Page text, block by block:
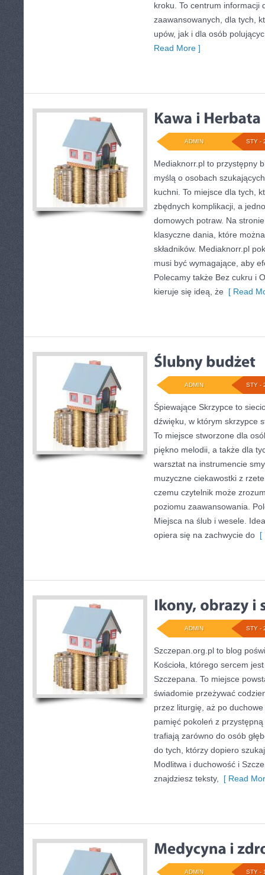
kroku. To centrum informacji
zaawansowanych, dla tych,
upów, jak i dla osób
Read More ]
STY -
ADMIN
Mediaknorr.pl to przystępny
myślą o osobach
kuchni. To miejsce dla tych,
zbędnych komplikacji, a
domowych potraw. Na
klasyczne dania, które
składników. Mediaknorr.pl
musi być wymagające, aby
Polecamy także Bez cukru i
kieruje się ideą, że [ Read
STY -
ADMIN
Śpiewające Skrzypce to
dźwięku, w którym skrzypce
To miejsce stworzone dla
piękno melodii, a także dla
warsztat na instrumencie
muzyczne ciekawostki z
czemu czytelnik może
poziomu zaawansowania.
Miejsca na ślub i wesele.
opiera się na zachwycie do [
STY -
ADMIN
Szczepan.org.pl to blog
Kościoła, którego sercem
Szczepana. To miejsce
świadomie przeżywać
przez liturgię, aż po
pamięć pokoleń z
trafiają zarówno do osób
do tych, którzy dopiero
Modlitwa i duchowość i
znajdziesz teksty,
[ Read
STY -
ADMIN